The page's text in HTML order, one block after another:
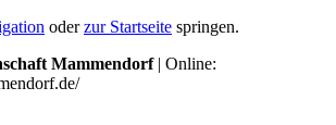
oderzur Startseite springen.
Mammendorf| Online: